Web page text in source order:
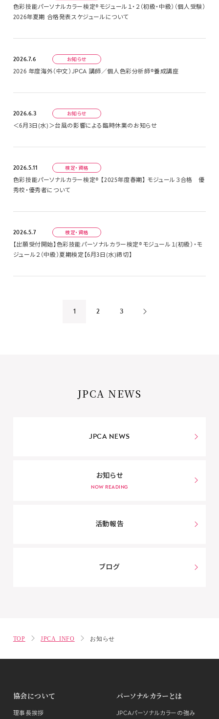
色彩技能パーソナルカラー検定®モジュール１・２（初級・中級）（個人受験）
2026年夏期 合格発表スケジュールについて
2026.7.6 お知らせ
2026 年度海外（中文）JPCA 講師／個人色彩分析師®養成講座
2026.6.3 お知らせ
＜6月3日(水)＞台風の影響による臨時休業のお知らせ
2026.5.11 検定・資格
色彩技能パーソナルカラー検定® 【2025年度春期】 モジュール３合格 優
秀校・優秀者について
2026.5.7 検定・資格
【出願受付開始】色彩技能パーソナルカラー検定®モジュール１(初級）・モ
ジュール２（中級）夏期検定【6月3日(水)締切】
1 2 3
JPCA NEWS
JPCA NEWS
お知らせ
活動報告
ブログ
TOP JPCA INFO お知らせ
協会について
理事長挨拶
パーソナルカラーとは
JPCAパーソナルカラーの強み